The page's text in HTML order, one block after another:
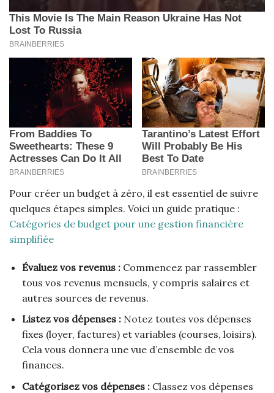
Pour créer un budget à zéro, il est essentiel de suivre
quelques étapes simples. Voici un guide pratique :
Catégories de budget pour une gestion financière
simplifiée
Évaluez vos revenus :Commencez par rassembler
tous vos revenus mensuels, y compris salaires et
autres sources de revenus.
Listez vos dépenses :Notez toutes vos dépenses
fixes (loyer, factures) et variables (courses, loisirs).
Cela vous donnera une vue d’ensemble de vos
finances.
Catégorisez vos dépenses :Classez vos dépenses